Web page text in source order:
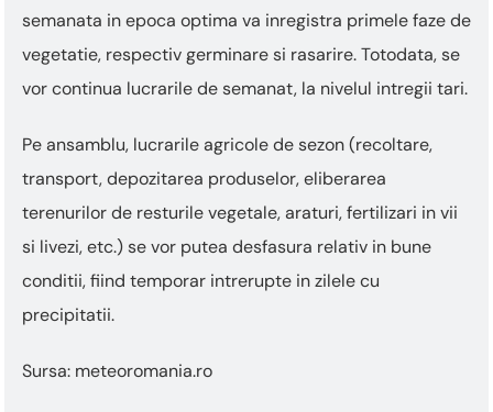
semanata in epoca optima va inregistra primele faze de
vegetatie, respectiv germinare si rasarire. Totodata, se
vor continua lucrarile de semanat, la nivelul intregii tari.
Pe ansamblu, lucrarile agricole de sezon (recoltare,
transport, depozitarea produselor, eliberarea
terenurilor de resturile vegetale, araturi, fertilizari in vii
si livezi, etc.) se vor putea desfasura relativ in bune
conditii, fiind temporar intrerupte in zilele cu
precipitatii.
Sursa: meteoromania.ro